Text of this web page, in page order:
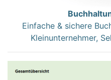
Einfache & sichere
Kleinunternehmer,